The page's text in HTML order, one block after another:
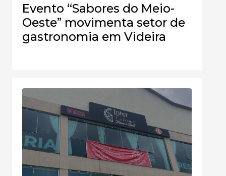
Evento “Sabores do Meio-
Oeste” movimenta setor de
gastronomia em Videira